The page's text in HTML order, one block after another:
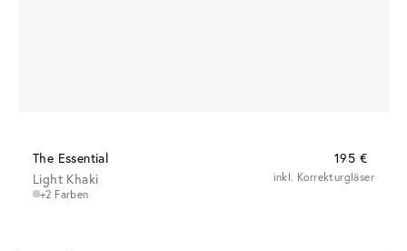
The Essential
195 €
Light Khaki
+2 Farben
inkl. Korrekturgläser